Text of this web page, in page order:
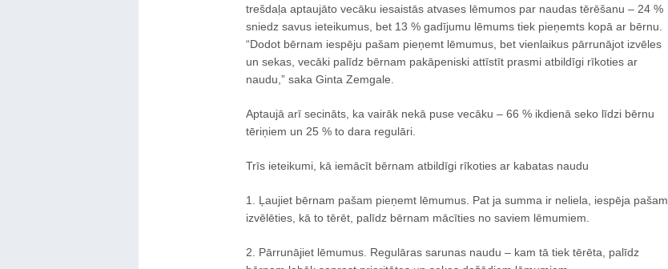
trešdaļa aptaujāto vecāku iesaistās atvases lēmumos par naudas tērēšanu – 24 %
sniedz savus ieteikumus, bet 13 % gadījumu lēmums tiek pieņemts kopā ar bērnu.
“Dodot bērnam iespēju pašam pieņemt lēmumus, bet vienlaikus pārrunājot izvēles
un sekas, vecāki palīdz bērnam pakāpeniski attīstīt prasmi atbildīgi rīkoties ar
naudu,” saka Ginta Zemgale.
Aptaujā arī secināts, ka vairāk nekā puse vecāku – 66 % ikdienā seko līdzi bērnu
tēriņiem un 25 % to dara regulāri.
Trīs ieteikumi, kā iemācīt bērnam atbildīgi rīkoties ar kabatas naudu
1. Ļaujiet bērnam pašam pieņemt lēmumus. Pat ja summa ir neliela, iespēja pašam
izvēlēties, kā to tērēt, palīdz bērnam mācīties no saviem lēmumiem.
2. Pārrunājiet lēmumus. Regulāras sarunas naudu – kam tā tiek tērēta, palīdz